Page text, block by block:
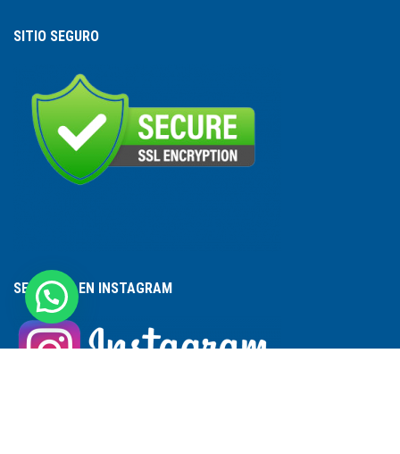
SITIO SEGURO
SEGUINOS EN INSTAGRAM